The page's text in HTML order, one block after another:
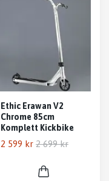
Ethic Erawan V2
Chrome 85cm
Komplett Kickbike
2 599 kr 2 699 kr